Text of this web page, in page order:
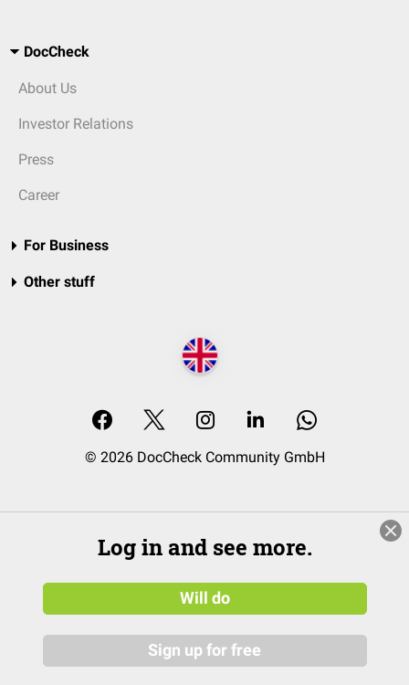
DocCheck
About Us
Investor Relations
Press
Career
For Business
Other stuff
© 2026 DocCheck Community GmbH
Log in and see more.
Will do
Sign up for free